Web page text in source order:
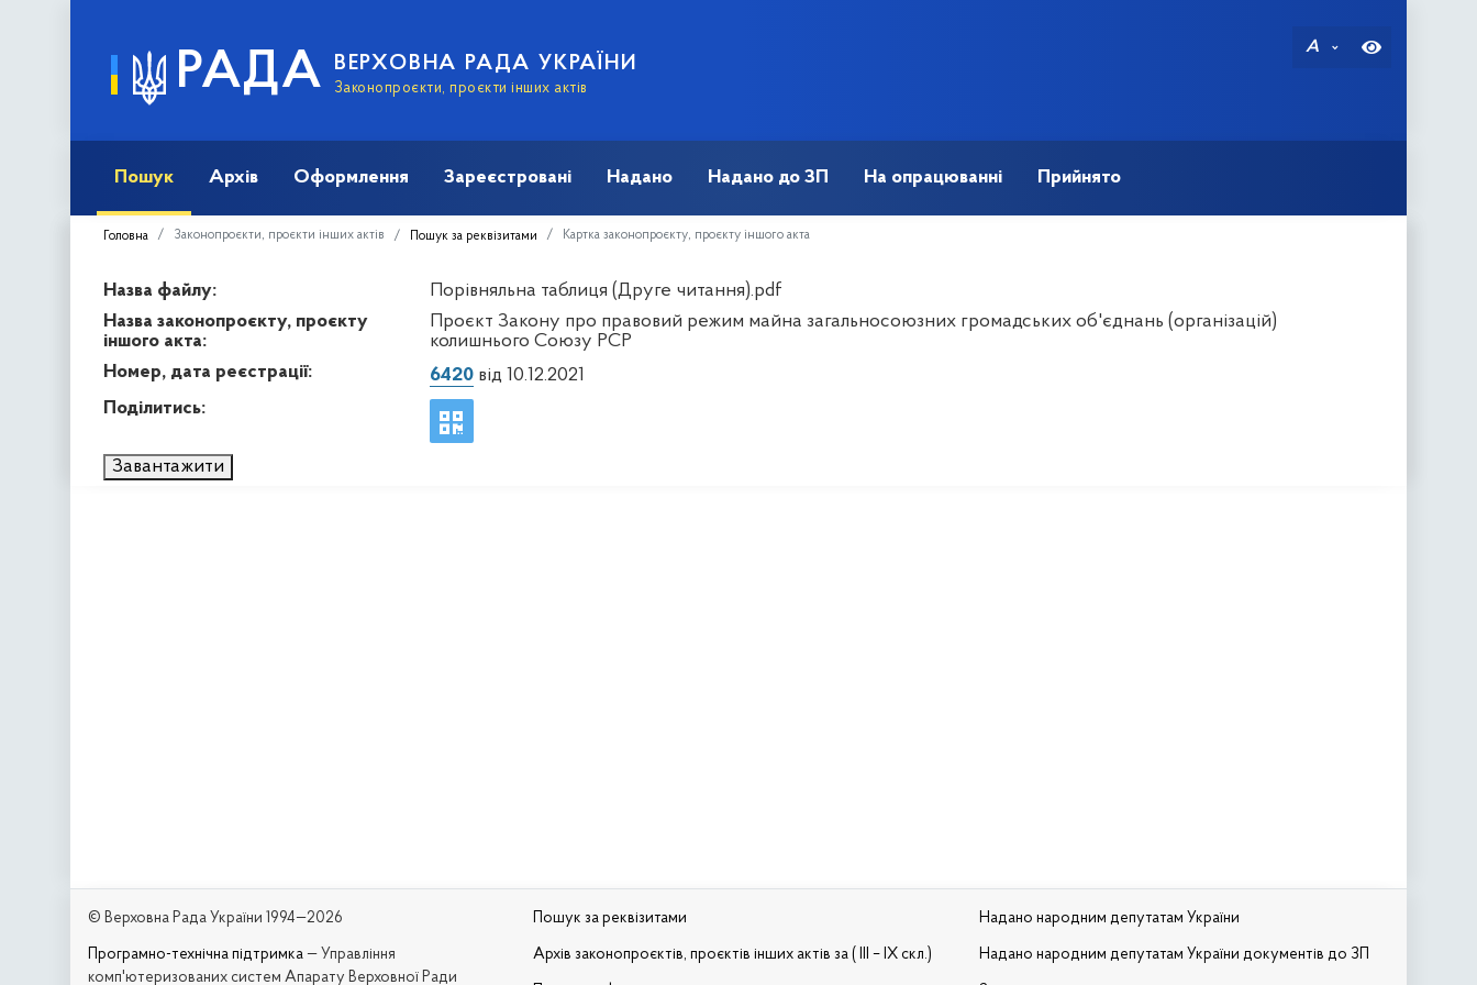
РАДА ВЕРХОВНА РАДА УКРАЇНИ
Законопроєкти, проєкти інших актів
A
Пошук Архів Оформлення Зареєстровані Надано Надано до ЗП На опрацюванні Прийнято
Головна Законопроєкти, проєкти інших актів Пошук за реквізитами Картка законопроєкту, проєкту іншого акта
Назва файлу:
Порівняльна таблиця (Друге читання).pdf
Назва законопроєкту, проєкту
іншого акта:
Проєкт Закону про правовий режим майна загальносоюзних громадських об'єднань (організацій)
колишнього Союзу РСР
Номер, дата реєстрації:
6420від 10.12.2021
Поділитись:
Завантажити
© Верховна Рада України 1994—2026
Програмно-технічна підтримка — Управління
комп'ютеризованих систем Апарату Верховної Ради
Пошук за реквізитами
Архів законопроєктів, проєктів інших актів за ( III – IX скл.)
Надано народним депутатам України
Надано народним депутатам України документів до ЗП